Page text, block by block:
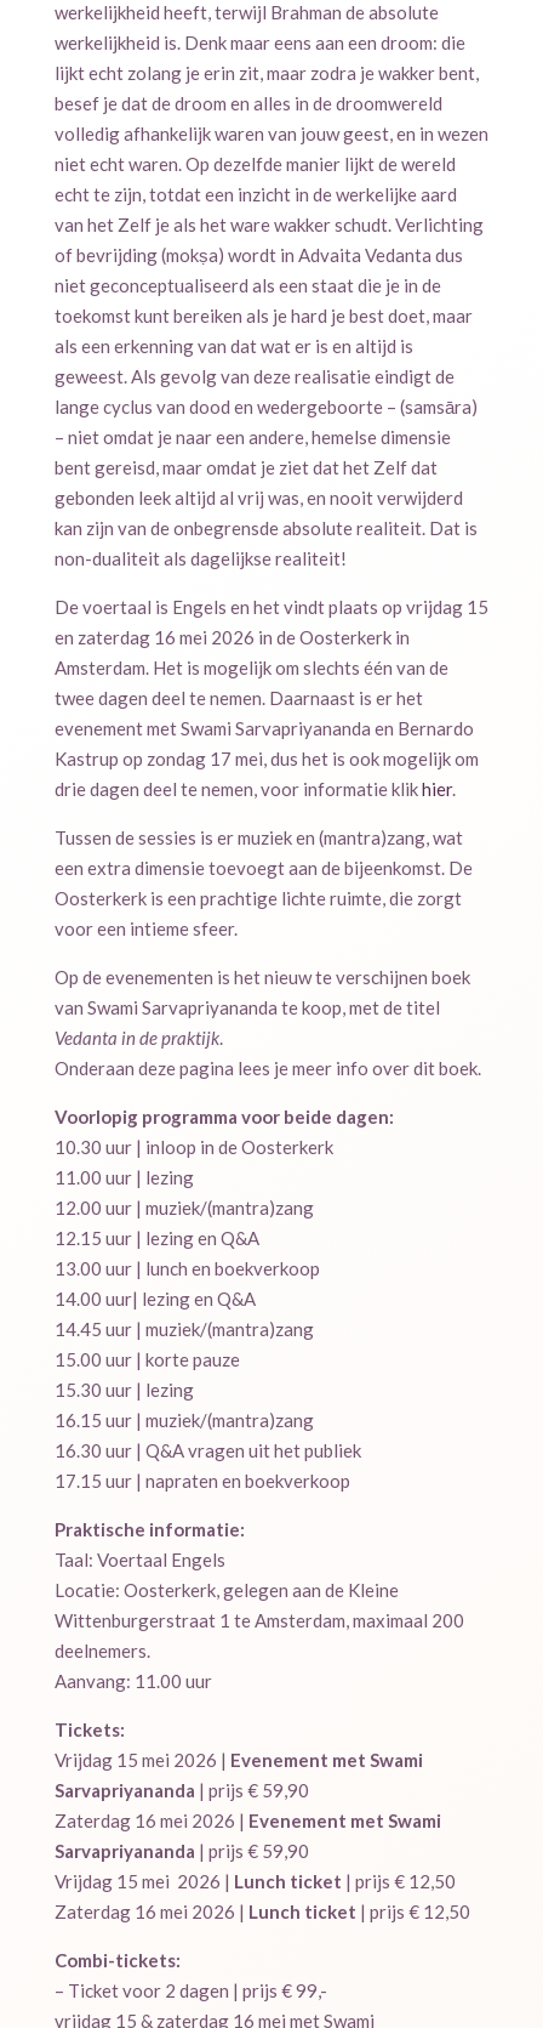
werkelijkheid heeft, terwijl Brahman de absolute
werkelijkheid is. Denk maar eens aan een droom: die
lijkt echt zolang je erin zit, maar zodra je wakker bent,
besef je dat de droom en alles in de droomwereld
volledig afhankelijk waren van jouw geest, en in wezen
niet echt waren. Op dezelfde manier lijkt de wereld
echt te zijn, totdat een inzicht in de werkelijke aard
van het Zelf je als het ware wakker schudt. Verlichting
of bevrijding (mokṣa) wordt in Advaita Vedanta dus
niet geconceptualiseerd als een staat die je in de
toekomst kunt bereiken als je hard je best doet, maar
als een erkenning van dat wat er is en altijd is
geweest. Als gevolg van deze realisatie eindigt de
lange cyclus van dood en wedergeboorte – (samsāra)
– niet omdat je naar een andere, hemelse dimensie
bent gereisd, maar omdat je ziet dat het Zelf dat
gebonden leek altijd al vrij was, en nooit verwijderd
kan zijn van de onbegrensde absolute realiteit. Dat is
non-dualiteit als dagelijkse realiteit!
De voertaal is Engels en het vindt plaats op vrijdag 15
en zaterdag 16 mei 2026 in de Oosterkerk in
Amsterdam. Het is mogelijk om slechts één van de
twee dagen deel te nemen. Daarnaast is er het
evenement met Swami Sarvapriyananda en Bernardo
Kastrup op zondag 17 mei, dus het is ook mogelijk om
drie dagen deel te nemen, voor informatie klikhier.
Tussen de sessies is er muziek en (mantra)zang, wat
een extra dimensie toevoegt aan de bijeenkomst. De
Oosterkerk is een prachtige lichte ruimte, die zorgt
voor een intieme sfeer.
Op de evenementen is het nieuw te verschijnen boek
van Swami Sarvapriyananda te koop, met de titel
Vedanta in de praktijk.
Onderaan deze pagina lees je meer info over dit boek.
Voorlopig programma voor beide dagen:
10.30 uur | inloop in de Oosterkerk
11.00 uur | lezing
12.00 uur | muziek/(mantra)zang
12.15 uur | lezing en Q&A
13.00 uur | lunch en boekverkoop
14.00 uur| lezing en Q&A
14.45 uur | muziek/(mantra)zang
15.00 uur | korte pauze
15.30 uur | lezing
16.15 uur | muziek/(mantra)zang
16.30 uur | Q&A vragen uit het publiek
17.15 uur | napraten en boekverkoop
Praktische informatie:
Taal: Voertaal Engels
Locatie: Oosterkerk, gelegen aan de Kleine
Wittenburgerstraat 1 te Amsterdam, maximaal 200
deelnemers.
Aanvang: 11.00 uur
Tickets:
Vrijdag 15 mei 2026 | Evenement met Swami
Sarvapriyananda | prijs € 59,90
Zaterdag 16 mei 2026 | Evenement met Swami
Sarvapriyananda | prijs € 59,90
Vrijdag 15 mei 2026 | Lunch ticket | prijs € 12,50
Zaterdag 16 mei 2026 | Lunch ticket | prijs € 12,50
Combi-tickets:
– Ticket voor 2 dagen | prijs € 99,-
vrijdag 15 & zaterdag 16 mei met Swami